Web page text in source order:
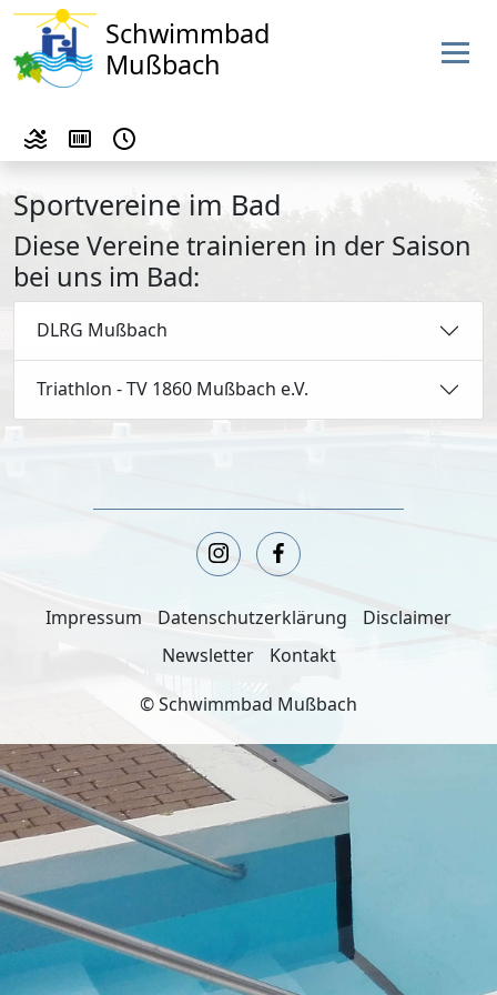
Schwimmbad
Mußbach
Sportvereine im Bad
Diese Vereine trainieren in der Saison
bei uns im Bad:
DLRG Mußbach
Triathlon - TV 1860 Mußbach e.V.
Impressum Datenschutzerklärung
Disclaimer
Newsletter
Kontakt
© Schwimmbad Mußbach